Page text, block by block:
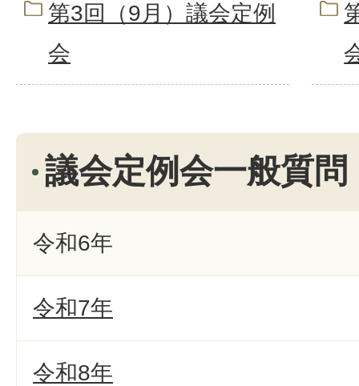
第3回（9月）議会定例
会
議会定例会一般質問
令和6年
令和7年
令和8年